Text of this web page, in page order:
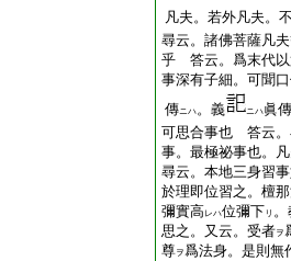
凡夫。若外凡夫。
尋云。諸佛菩薩凡
乎 答云。爲末代以
事深有子細。可聞
傳ニハ。義 ニハ眞傳
可思合事也 答云。
事。最極祕事也。
尋云。本地三身習
於理即位習之。檀
彌實高レハ位彌下 リ
思之。又云。受者ヲ
尊ヲ爲法身。是則無